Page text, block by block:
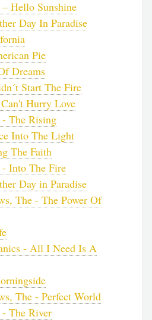
Hello Sunshine
Day In Paradise
Pie
Dreams
Start The Fire
Hurry Love
- The Rising
Into The Light
The Faith
- Into The Fire
Day in Paradise
The - The Power Of
- All I Need Is A
The - Perfect World
The River